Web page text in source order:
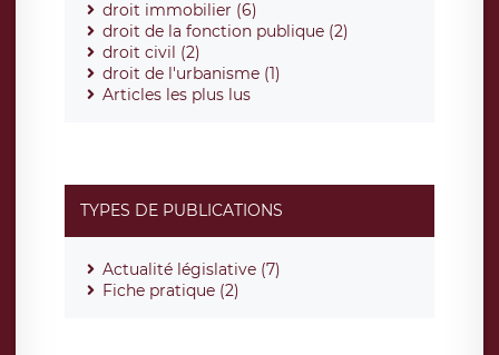
droit immobilier (6)
droit de la fonction publique (2)
droit civil (2)
droit de l'urbanisme (1)
Articles les plus lus
TYPES DE PUBLICATIONS
Actualité législative (7)
Fiche pratique (2)